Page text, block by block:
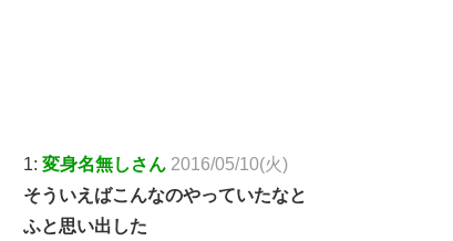
別課題消化時は別として
Powered by livedoor 相互RSS
1: 変身名無しさん 2016/05/10(火)
そういえばこんなのやっていたなと
ふと思い出した